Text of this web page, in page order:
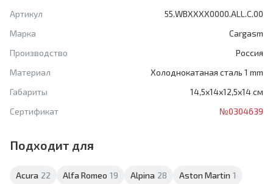
Артикул
55.WBXXXX0000.ALL.C.00
Марка
Cargasm
Производство
Россия
Материал
Холоднокатаная сталь 1 mm
Габариты
14,5х14х12,5х14 см
Сертификат
№0304639
Подходит для
Acura 22 Alfa Romeo 19 Alpina 28 Aston Martin 1